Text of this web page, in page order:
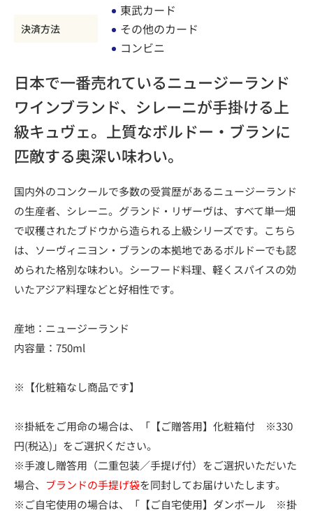
決済方法
東武カード
その他のカード
コンビニ
日本で一番売れているニュージーランド
ワインブランド、シレーニが手掛ける上
級キュヴェ。上質なボルドー・ブランに
匹敵する奥深い味わい。
国内外のコンクールで多数の受賞歴があるニュージーランド
の生産者、シレーニ。グランド・リザーヴは、すべて単一畑
で収穫されたブドウから造られる上級シリーズです。こちら
は、ソーヴィニヨン・ブランの本拠地であるボルドーでも認
められた格別な味わい。シーフード料理、軽くスパイスの効
いたアジア料理などと好相性です。
産地：ニュージーランド
内容量：750ml
※【化粧箱なし商品です】
※掛紙をご用命の場合は、「【ご贈答用】化粧箱付 ※330
円(税込)」をご選択ください。
※手渡し贈答用（二重包装／手提げ付）をご選択いただいた
場合、 ブランドの手提げ袋を同封してお届けいたします。
※ご自宅使用の場合は、「【ご自宅使用】ダンボール ※掛